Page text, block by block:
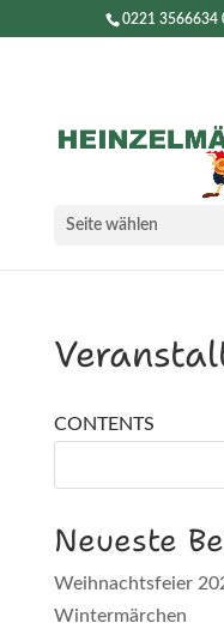
0221 3566634
Seite wählen
CONTENTS
Neueste
Weihnachtsfeier
Wintermärchen